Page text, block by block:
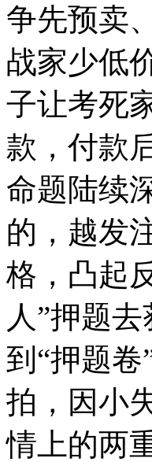
争先预卖
战家少低
子让考死
款，付
命题陆续
的，越发
格，凸起
人”押题
到“押题
拍，因小
情上的两